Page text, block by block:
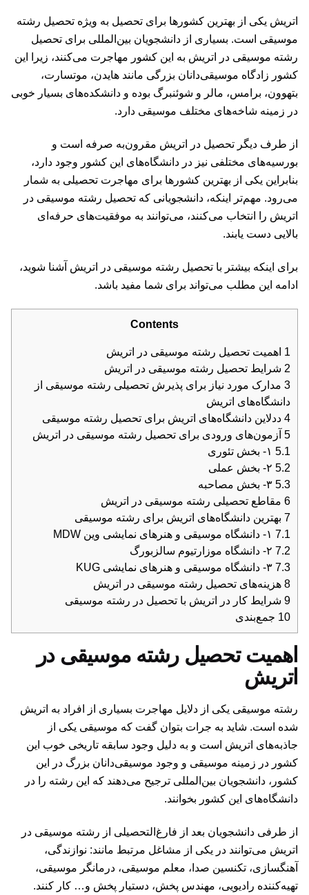
اتریش یکی از بهترین کشورها برای تحصیل به ویژه تحصیل رشته
موسیقی است. بسیاری از دانشجویان بین‌المللی برای تحصیل
رشته موسیقی در اتریش به این کشور مهاجرت می‌کنند، زیرا این
کشور زادگاه موسیقی‌دانان بزرگی مانند هایدن، موتسارت،
بتهوون، برامس، مالر و شوئنبرگ بوده و دانشکده‌های بسیار خوبی
در زمینه شاخه‌های مختلف موسیقی دارد.
از طرف دیگر تحصیل در اتریش مقرون‌به صرفه است و
بورسیه‌های مختلفی نیز در دانشگاه‌های این کشور وجود دارد،
بنابراین یکی از بهترین کشورها برای مهاجرت تحصیلی به شمار
می‌رود. مهم‌تر اینکه، دانشجویانی که تحصیل رشته موسیقی در
اتریش را انتخاب می‌کنند، می‌توانند به موفقیت‌های حرفه‌ای
بالایی دست یابند.
برای اینکه بیشتر با تحصیل رشته موسیقی در اتریش آشنا شوید،
ادامه این مطلب می‌تواند برای شما مفید باشد.
Contents
1 اهمیت تحصیل رشته موسیقی در اتریش
2 شرایط تحصیل رشته موسیقی در اتریش
3 مدارک مورد نیاز برای پذیرش تحصیلی رشته موسیقی از
دانشگاه‌های اتریش
4 ددلاین دانشگاه‌های اتریش برای تحصیل رشته موسیقی
5 آزمون‌های ورودی برای تحصیل رشته موسیقی در اتریش
5.1
5.2
5.3
6 مقاطع تحصیلی رشته موسیقی در اتریش
7 بهترین دانشگاه‌های اتریش برای رشته موسیقی
7.1
7.2
7.3
8 هزینه‌‌های تحصیل رشته موسیقی در اتریش
9 شرایط کار در اتریش با تحصیل در رشته موسیقی
10 جمع‌بندی
اهمیت تحصیل رشته موسیقی در
اتریش
رشته موسیقی یکی از دلایل مهاجرت بسیاری از افراد به اتریش
شده است. شاید به جرات بتوان گفت که موسیقی یکی از
جاذبه‌های اتریش است و به دلیل وجود سابقه تاریخی خوب این
کشور در زمینه موسیقی و وجود موسیقی‌دانان بزرگ در این
کشور، دانشجویان بین‌المللی ترجیح می‌دهند که این رشته را در
دانشگاه‌های این کشور بخوانند.
از طرفی دانشجویان بعد از فارغ‌التحصیلی از رشته موسیقی در
اتریش می‌توانند در یکی از مشاغل مرتبط مانند: نوازندگی،
آهنگسازی، تکنسین صدا، معلم موسیقی، درمانگر موسیقی،
تهیه‌کننده رادیویی، مهندس پخش، دستیار پخش و… کار کنند.